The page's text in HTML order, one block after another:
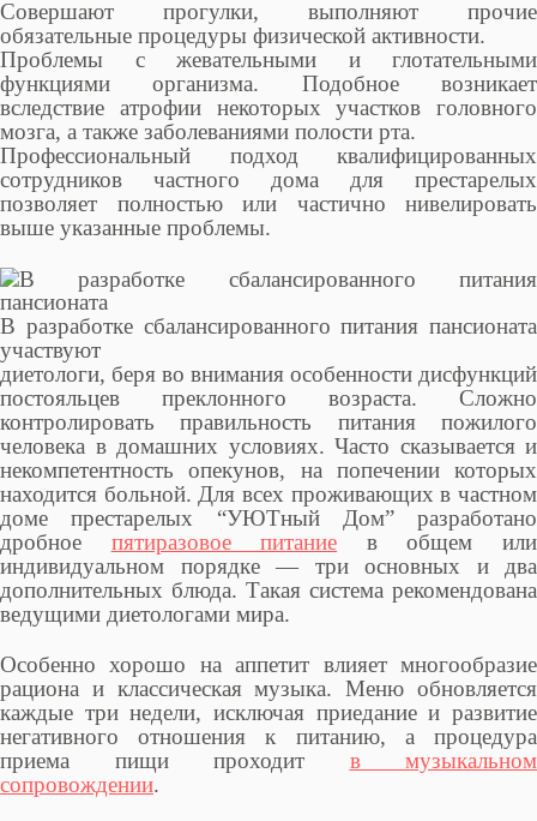
Совершают прогулки, выполняют прочие
обязательные процедуры физической активности.
Проблемы с жевательными и глотательными
функциями организма. Подобное возникает
вследствие атрофии некоторых участков головного
мозга, а также заболеваниями полости рта.
Профессиональный подход квалифицированных
сотрудников частного дома для престарелых
позволяет полностью или частично нивелировать
выше указанные проблемы.
В разработке сбалансированного питания пансионата
участвуют
диетологи, беря во внимания особенности дисфункций
постояльцев преклонного возраста. Сложно
контролировать правильность питания пожилого
человека в домашних условиях. Часто сказывается и
некомпетентность опекунов, на попечении которых
находится больной. Для всех проживающих в частном
доме престарелых “УЮТный Дом” разработано
дробное пятиразовое питание в общем или
индивидуальном порядке — три основных и два
дополнительных блюда. Такая система рекомендована
ведущими диетологами мира.
Особенно хорошо на аппетит влияет многообразие
рациона и классическая музыка. Меню обновляется
каждые три недели, исключая приедание и развитие
негативного отношения к питанию, а процедура
приема пищи проходит в музыкальном
сопровождении.